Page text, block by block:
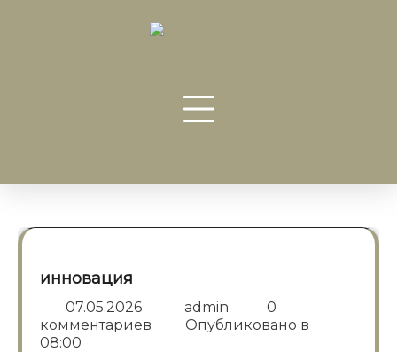
инновация
07.05.2026 admin
0
комментариев
Опубликовано в
08:00